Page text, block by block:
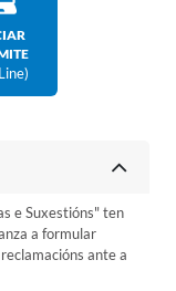
e Suxestións" ten
a formular
ante a